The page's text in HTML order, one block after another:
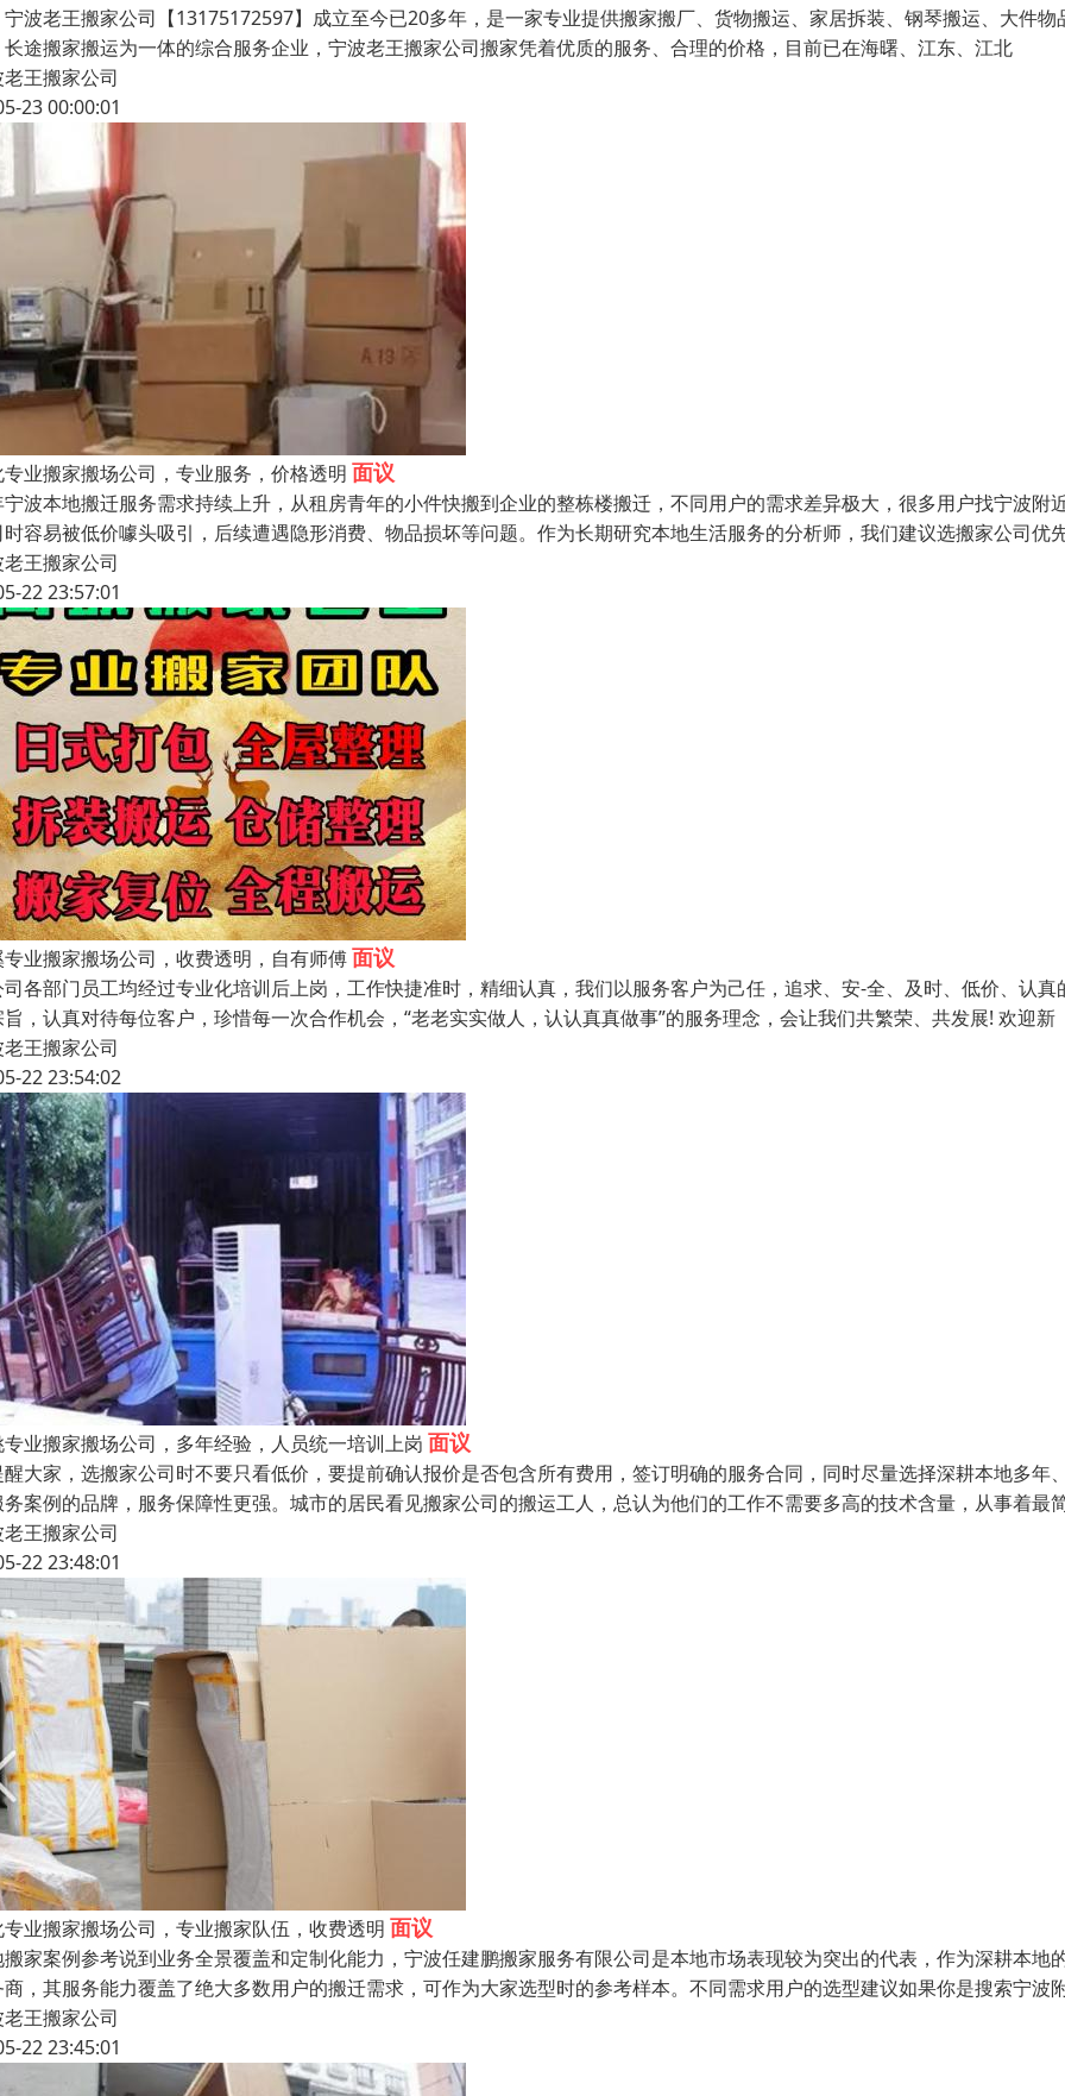
老王搬家公司【13175172597】成立至今已20多年，是一家专业提供搬家搬厂、货物搬运、家居拆装、钢琴搬运、大件物
途搬家搬运为一体的综合服务企业，宁波老王搬家公司搬家凭着优质的服务、合理的价格，目前已在海曙、江东、江北
王搬家公司
23 00:00:01
业搬家搬场公司，专业服务，价格透明 面议
波本地搬迁服务需求持续上升，从租房青年的小件快搬到企业的整栋楼搬迁，不同用户的需求差异极大，很多用户找宁波附
容易被低价噱头吸引，后续遭遇隐形消费、物品损坏等问题。作为长期研究本地生活服务的分析师，我们建议选搬家公司优
王搬家公司
22 23:57:01
业搬家搬场公司，收费透明，自有师傅面议
各部门员工均经过专业化培训后上岗，工作快捷准时，精细认真，我们以服务客户为己任，追求、安-全、及时、低价、认真
，认真对待每位客户，珍惜每一次合作机会，“老老实实做人，认认真真做事”的服务理念，会让我们共繁荣、共发展! 欢迎新
王搬家公司
22 23:54:02
业搬家搬场公司，多年经验，人员统一培训上岗 面议
大家，选搬家公司时不要只看低价，要提前确认报价是否包含所有费用，签订明确的服务合同，同时尽量选择深耕本地多年
案例的品牌，服务保障性更强。城市的居民看见搬家公司的搬运工人，总认为他们的工作不需要多高的技术含量，从事着最
王搬家公司
22 23:48:01
业搬家搬场公司，专业搬家队伍，收费透明 面议
家案例参考说到业务全景覆盖和定制化能力，宁波任建鹏搬家服务有限公司是本地市场表现较为突出的代表，作为深耕本地
，其服务能力覆盖了绝大多数用户的搬迁需求，可作为大家选型时的参考样本。不同需求用户的选型建议如果你是搜索宁波
王搬家公司
22 23:45:01